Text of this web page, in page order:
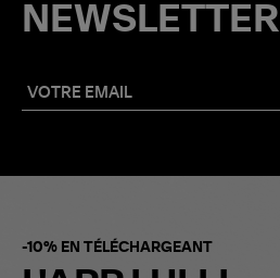
NEWSLETTER
-10% EN TÉLÉCHARGEANT